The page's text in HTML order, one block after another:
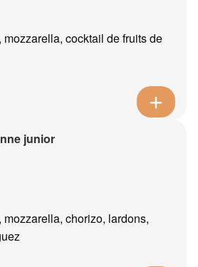
mozzarella, cocktail de fruits de
junior
chorizo, lardons,